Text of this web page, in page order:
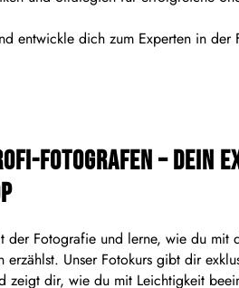
entwickle dich zum Experten in der
Fotografen – Dein
der Fotografie und lerne, wie du mit
erzählst. Unser Fotokurs gibt dir
zeigt dir, wie du mit Leichtigkeit